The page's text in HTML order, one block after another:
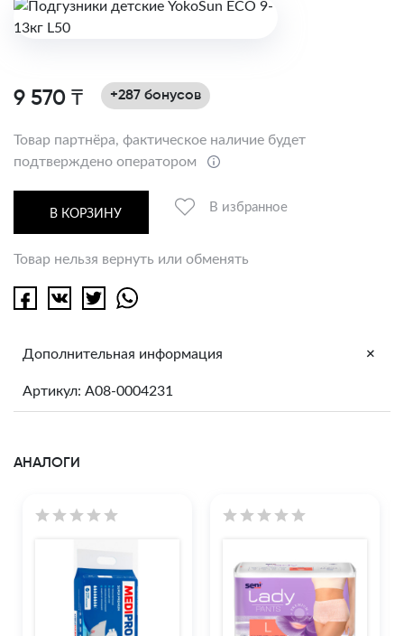
9 570 ₸ +287 бонусов
Товар партнёра, фактическое наличие будет
подтверждено оператором
В КОРЗИНУ
В избранное
Товар нельзя вернуть или обменять
Дополнительная информация +
Артикул: A08-0004231
АНАЛОГИ